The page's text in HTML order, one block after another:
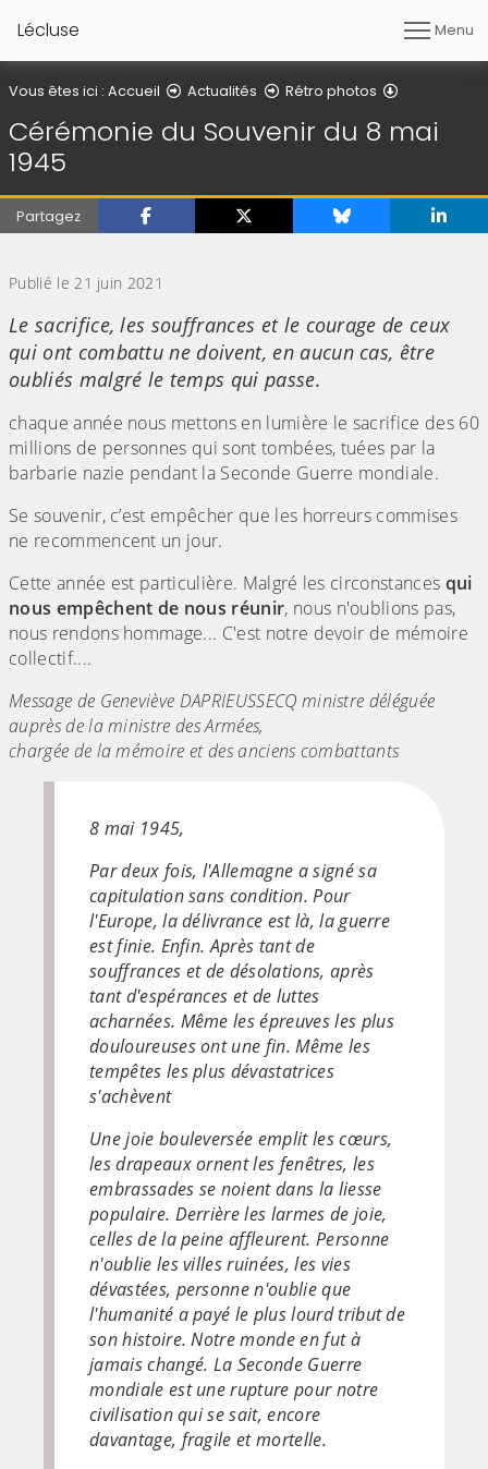
Lécluse Menu
Vous êtes ici : Accueil Actualités Rétro photos
Cérémonie du Souvenir du 8 mai
1945
Partagez
Publié le 21 juin 2021
Le sacrifice, les souffrances et le courage de ceux
qui ont combattu ne doivent, en aucun cas, être
oubliés malgré le temps qui passe.
chaque année nous mettons en lumière le sacrifice des 60
millions de personnes qui sont tombées, tuées par la
barbarie nazie pendant la Seconde Guerre mondiale.
Se souvenir, c’est empêcher que les horreurs commises
ne recommencent un jour.
Cette année est particulière. Malgré les circonstances qui
nous empêchent de nous réunir, nous n'oublions pas,
nous rendons hommage... C'est notre devoir de mémoire
collectif....
Message de Geneviève DAPRIEUSSECQ ministre déléguée
auprès de la ministre des Armées,
chargée de la mémoire et des anciens combattants
8 mai 1945,
Par deux fois, l'Allemagne a signé sa
capitulation sans condition. Pour
l'Europe, la délivrance est là, la guerre
est finie. Enfin. Après tant de
souffrances et de désolations, après
tant d'espérances et de luttes
acharnées. Même les épreuves les plus
douloureuses ont une fin. Même les
tempêtes les plus dévastatrices
s'achèvent
Une joie bouleversée emplit les cœurs,
les drapeaux ornent les fenêtres, les
embrassades se noient dans la liesse
populaire. Derrière les larmes de joie,
celles de la peine affleurent. Personne
n'oublie les villes ruinées, les vies
dévastées, personne n'oublie que
l'humanité a payé le plus lourd tribut de
son histoire. Notre monde en fut à
jamais changé. La Seconde Guerre
mondiale est une rupture pour notre
civilisation qui se sait, encore
davantage, fragile et mortelle.